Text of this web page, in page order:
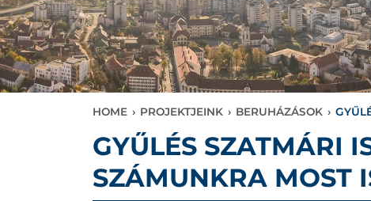
HOME › PROJEKTJEINK › BERUHÁZÁSOK ›
GYŰLÉS SZATMÁRI
SZÁMUNKRA MOST